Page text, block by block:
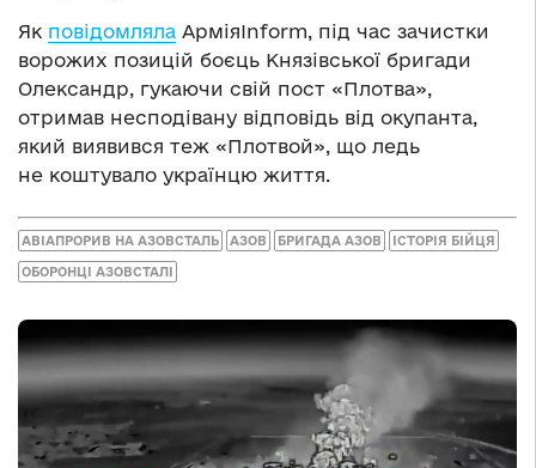
Як повідомляла АрміяInform, під час зачистки
ворожих позицій боєць Князівської бригади
Олександр, гукаючи свій пост «Плотва»,
отримав несподівану відповідь від окупанта,
який виявився теж «Плотвой», що ледь
не коштувало українцю життя.
АВІАПРОРИВ НА АЗОВСТАЛЬ АЗОВ БРИГАДА АЗОВ ІСТОРІЯ БІЙЦЯ
ОБОРОНЦІ АЗОВСТАЛІ